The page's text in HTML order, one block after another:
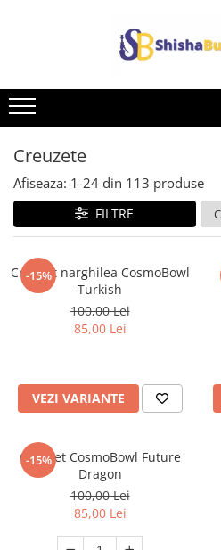
Creuzete
Afiseaza: 1-24 din 113 produse
FILTRE
-15%
Creuzet narghilea CosmoBowl
Turkish
100,00 Lei
85,00 Lei
VEZI VARIANTE
-15%
Creuzet CosmoBowl Future
Dragon
100,00 Lei
85,00 Lei